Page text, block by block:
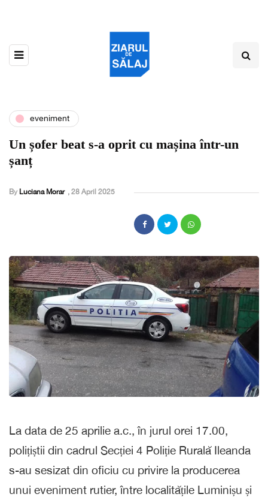
eveniment
Un șofer beat s-a oprit cu mașina într-un
șanț
By Luciana Morar , 28 April 2025
La data de 25 aprilie a.c., în jurul orei 17.00,
polițiștii din cadrul Secției 4 Poliție Rurală Ileanda
s-au sesizat din oficiu cu privire la producerea
unui eveniment rutier, între localitățile Luminișu și